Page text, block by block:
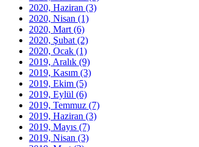
2020, Haziran (3)
2020, Nisan (1)
2020, Mart (6)
2020, Şubat (2)
2020, Ocak (1)
2019, Aralık (9)
2019, Kasım (3)
2019, Ekim (5)
2019, Eylül (6)
2019, Temmuz (7)
2019, Haziran (3)
2019, Mayıs (7)
2019, Nisan (3)